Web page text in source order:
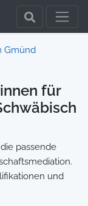
Gmünd
für
passende
und
Person für